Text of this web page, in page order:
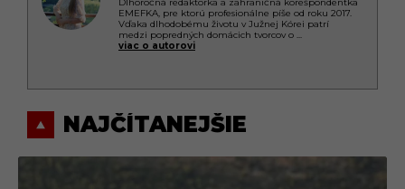
EMEFKA, pre ktorú profesionálne píše od roku 2017.
Vďaka dlhodobému životu v Južnej Kórei patrí
medzi popredných domácich tvorcov o ...
viac o autorovi
NAJČÍTANEJŠIE